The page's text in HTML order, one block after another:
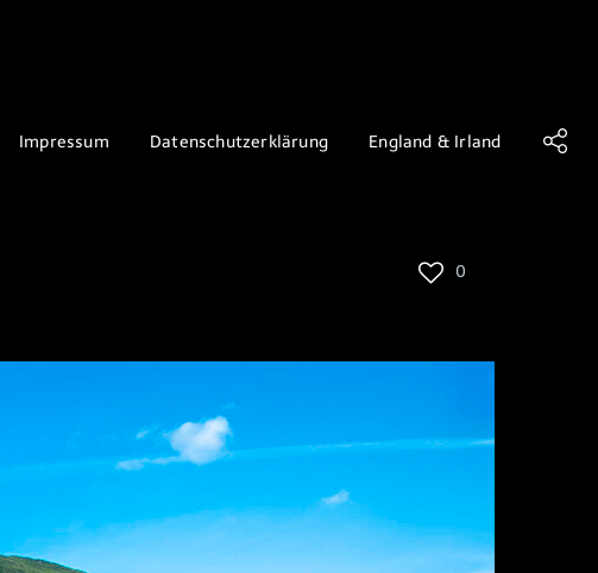
Impressum Datenschutzerklärung England & Irland
0